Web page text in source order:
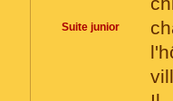
Suite junior